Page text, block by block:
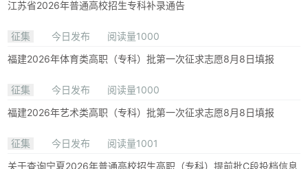
江苏省2026年普通高校招生专科补录通告
征集 今日发布
阅读量1000
福建2026年体育类高职（专科）批第一次征求志愿8月8日填报
征集 今日发布
阅读量1000
福建2026年艺术类高职（专科）批第一次征求志愿8月8日填报
征集 今日发布
阅读量1001
关于查询宁夏2026年普通高校招生高职（专科）提前批C段投档信息